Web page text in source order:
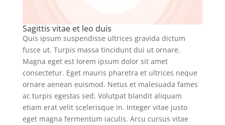
Sagittis vitae et leo duis
Quis ipsum suspendisse ultrices gravida dictum
fusce ut. Turpis massa tincidunt dui ut ornare.
Magna eget est lorem ipsum dolor sit amet
consectetur. Eget mauris pharetra et ultrices neque
ornare aenean euismod. Netus et malesuada fames
ac turpis egestas sed. Volutpat blandit aliquam
etiam erat velit scelerisque in. Integer vitae justo
eget magna fermentum iaculis. Arcu cursus vitae